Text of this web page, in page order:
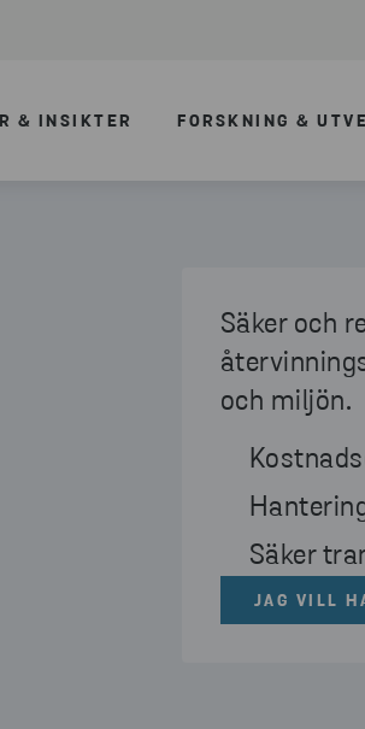
& INSIKTER FORSKNING &
Säker och
och miljön.
Säker
JAG VILL